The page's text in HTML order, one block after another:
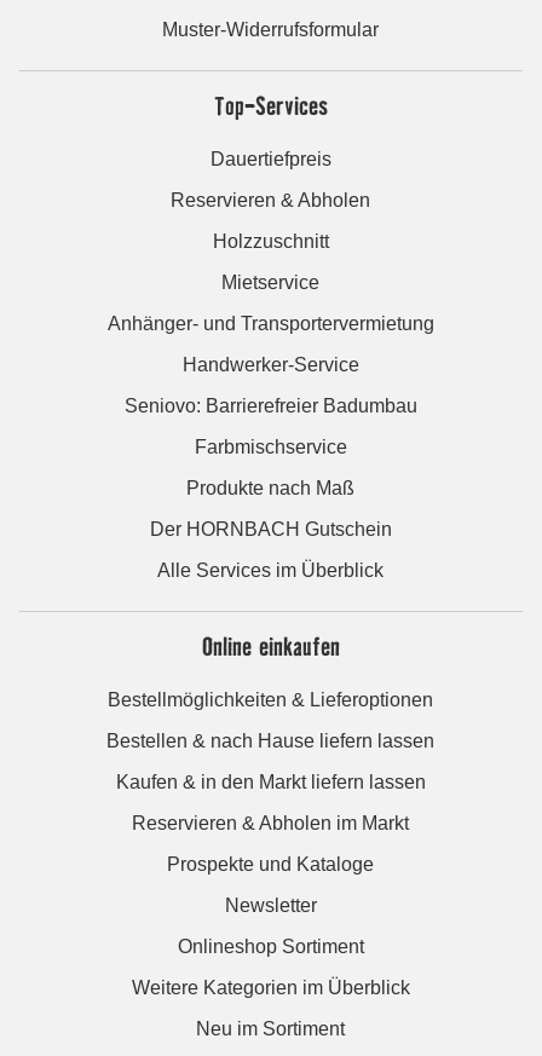
Muster-Widerrufsformular
Top-Services
Dauertiefpreis
Reservieren & Abholen
Holzzuschnitt
Mietservice
Anhänger- und Transportervermietung
Handwerker-Service
Seniovo: Barrierefreier Badumbau
Farbmischservice
Produkte nach Maß
Der HORNBACH Gutschein
Alle Services im Überblick
Online einkaufen
Bestellmöglichkeiten & Lieferoptionen
Bestellen & nach Hause liefern lassen
Kaufen & in den Markt liefern lassen
Reservieren & Abholen im Markt
Prospekte und Kataloge
Newsletter
Onlineshop Sortiment
Weitere Kategorien im Überblick
Neu im Sortiment